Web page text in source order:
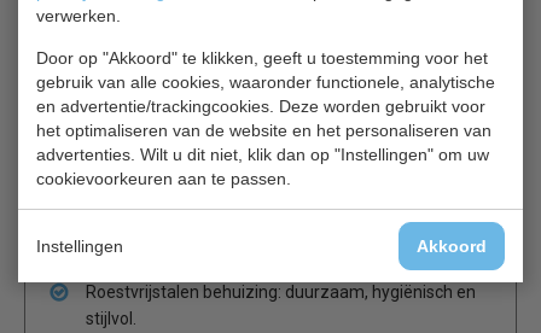
verwerken.
Door op "Akkoord" te klikken, geeft u toestemming voor het
gebruik van alle cookies, waaronder functionele, analytische
en advertentie/trackingcookies. Deze worden gebruikt voor
het optimaliseren van de website en het personaliseren van
advertenties. Wilt u dit niet, klik dan op "Instellingen" om uw
cookievoorkeuren aan te passen.
Instellingen Akkoord
goede isolatie; hiermee wordt voorkomen dat het ijs
Dagcapaciteit van 26 kg: perfect voor cafés, bars en
restaurants.
Opslagbunker van 6 kg: continue beschikbaarheid
van ijs.
Compact ontwerp: past gemakkelijk op of onder het
Roestvrijstalen behuizing: duurzaam, hygiënisch en
stijlvol.